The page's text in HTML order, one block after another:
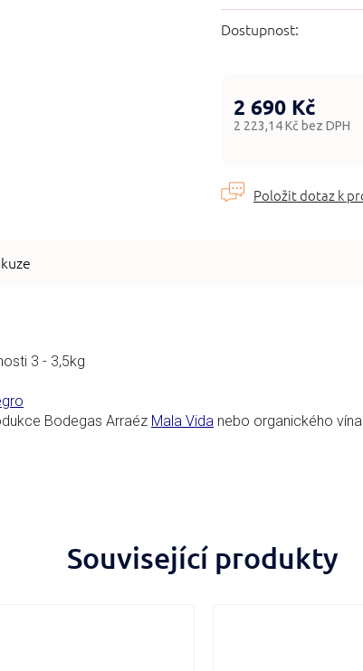
Dostupnost:
2 690 Kč
2 223,14 Kč bez DPH
Související produkty
3 - 3,5kg
Bodegas Arraéz Mala Vida nebo organického vína